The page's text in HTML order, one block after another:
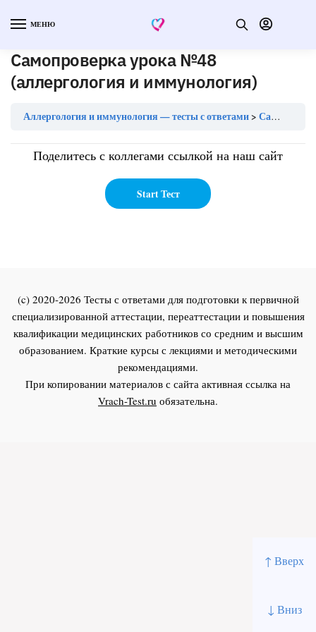
↑ Вверх
↓ Вниз
МЕНЮ
Самопроверка урока №48
(аллергология и иммунология)
Аллергология и иммунология — тесты с ответами Самопроверка урока №48 (аллергология и иммунология)
Поделитесь с коллегами ссылкой на наш сайт
(c) 2020-2026 Тесты с ответами для подготовки к первичной
специализированной аттестации, переаттестации и повышения
квалификации медицинских работников со средним и высшим
образованием. Краткие курсы с лекциями и методическими
рекомендациями.
При копировании материалов с сайта активная ссылка на
Vrach-Test.ru обязательна.